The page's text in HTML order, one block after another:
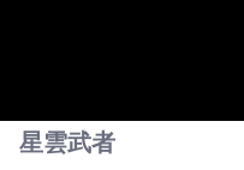
星雲武者